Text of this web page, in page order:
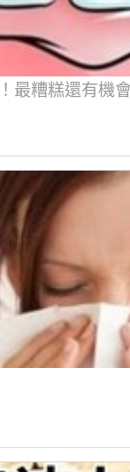
最糟糕還有機